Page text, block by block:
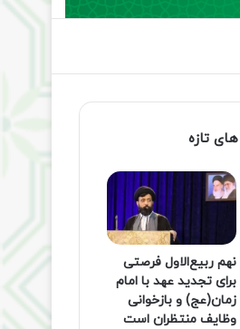
تازه
نهم ربیع‌الاول فرصتی
برای تجدید عهد با امام
زمان(عج) و بازخوانی
وظایف منتظران است